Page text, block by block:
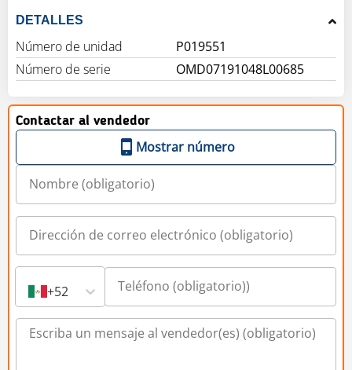
DETALLES
Número de unidad
P019551
Número de serie
OMD07191048L00685
Contactar al vendedor
Mostrar número
+52